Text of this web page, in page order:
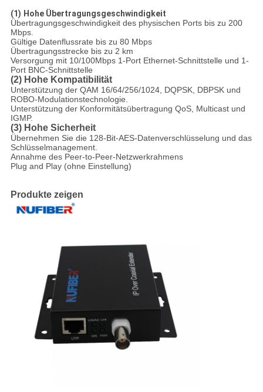
(1) Hohe Übertragungsgeschwindigkeit
Übertragungsgeschwindigkeit des physischen Ports bis zu 200
Mbps.
Gültige Datenflussrate bis zu 80 Mbps
Übertragungsstrecke bis zu 2 km
Versorgung mit 10/100Mbps 1-Port Ethernet-Schnittstelle und 1-
Port BNC-Schnittstelle
(2) Hohe Kompatibilität
Unterstützung der QAM 16/64/256/1024, DQPSK, DBPSK und
ROBO-Modulationstechnologie.
Unterstützung der Konformitätsübertragung QoS, Multicast und
IGMP.
(3) Hohe Sicherheit
Übernehmen Sie die 128-Bit-AES-Datenverschlüsselung und das
Schlüsselmanagement.
Annahme des Peer-to-Peer-Netzwerkrahmens
Plug and Play (ohne Einstellung)
Produkte zeigen